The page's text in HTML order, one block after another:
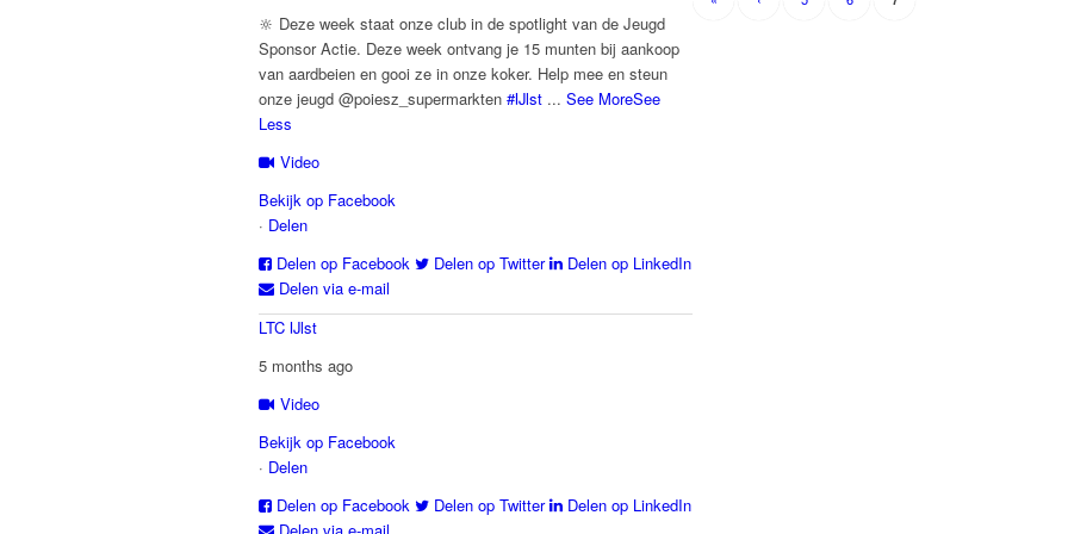
🔆 Deze week staat onze club in de spotlight van de Jeugd
Sponsor Actie. Deze week ontvang je 15 munten bij aankoop
van aardbeien en gooi ze in onze koker. Help mee en steun
onze jeugd @poiesz_supermarkten #IJlst ... See MoreSee
Less
Video
Bekijk op Facebook
· Delen
Delen op Facebook
Delen op Twitter
Delen op LinkedIn
Delen via e-mail
LTC IJlst
5 months ago
Video
Bekijk op Facebook
· Delen
Delen op Facebook
Delen op Twitter
Delen op LinkedIn